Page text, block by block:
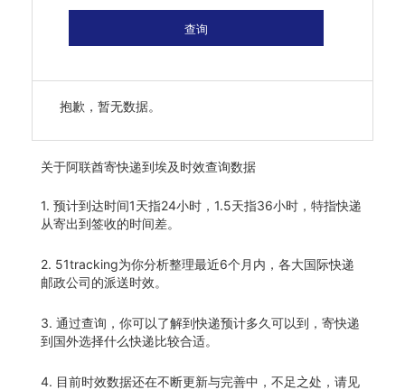
查询
抱歉，暂无数据。
关于阿联酋寄快递到埃及时效查询数据
1. 预计到达时间1天指24小时，1.5天指36小时，特指快递
从寄出到签收的时间差。
2. 51tracking为你分析整理最近6个月内，各大国际快递
邮政公司的派送时效。
3. 通过查询，你可以了解到快递预计多久可以到，寄快递
到国外选择什么快递比较合适。
4. 目前时效数据还在不断更新与完善中，不足之处，请见